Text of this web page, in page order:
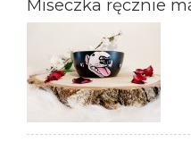
Miseczka ręcznie